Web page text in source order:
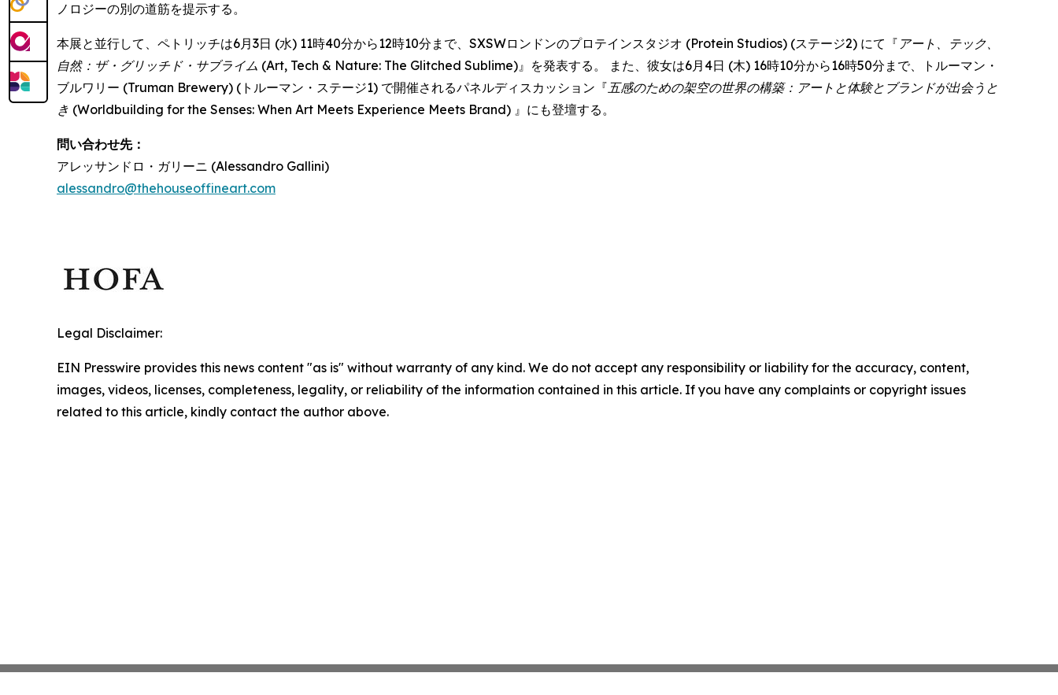
ノロジーの別の道筋を提示する。
本展と並行して、ペトリッチは6月3日 (水) 11時40分から12時10分まで、SXSWロンドンのプロテインスタジオ (Protein Studios) (ステージ2) にて『 アート、テック、
自然：ザ・グリッチド・サブライム (Art, Tech & Nature: The Glitched Sublime)』を発表する。 また、彼女は6月4日 (木) 16時10分から16時50分まで、トルーマン・
ブルワリー (Truman Brewery) (トルーマン・ステージ1) で開催されるパネルディスカッション『五感のための架空の世界の構築：アートと体験とブランドが出会うと
き (Worldbuilding for the Senses: When Art Meets Experience Meets Brand) 』にも登壇する。
問い合わせ先：
アレッサンドロ・ガリーニ (Alessandro Gallini)
alessandro@thehouseoffineart.com
Legal Disclaimer:
EIN Presswire provides this news content "as is" without warranty of any kind. We do not accept any responsibility or liability for the accuracy, content,
images, videos, licenses, completeness, legality, or reliability of the information contained in this article. If you have any complaints or copyright issues
related to this article, kindly contact the author above.